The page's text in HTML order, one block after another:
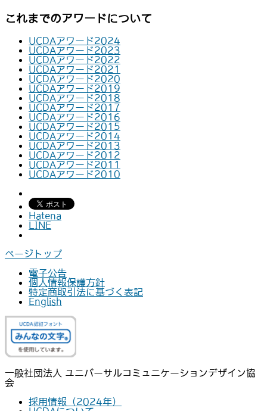
これまでのアワードについて
UCDAアワード2024
UCDAアワード2023
UCDAアワード2022
UCDAアワード2021
UCDAアワード2020
UCDAアワード2019
UCDAアワード2018
UCDAアワード2017
UCDAアワード2016
UCDAアワード2015
UCDAアワード2014
UCDAアワード2013
UCDAアワード2012
UCDAアワード2011
UCDAアワード2010
Hatena
LINE
ページトップ
電子公告
個人情報保護方針
特定商取引法に基づく表記
English
一般社団法人 ユニバーサルコミュニケーションデザイン協
会
採用情報（2024年）